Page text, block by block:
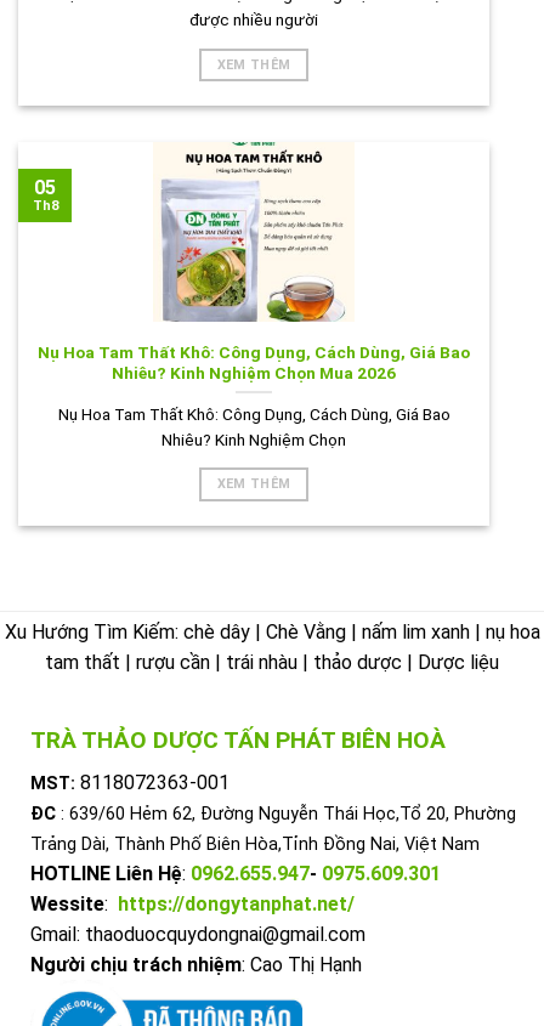
được nhiều người
XEM THÊM
Nụ Hoa Tam Thất Khô: Công Dụng, Cách Dùng, Giá Bao
Nhiêu? Kinh Nghiệm Chọn Mua 2026
Nụ Hoa Tam Thất Khô: Công Dụng, Cách Dùng, Giá Bao
Nhiêu? Kinh Nghiệm Chọn
XEM THÊM
05
Th8
Xu Hướng Tìm Kiếm: chè dây | Chè Vằng | nấm lim xanh | nụ hoa
tam thất | rượu cần | trái nhàu | thảo dược | Dược liệu
TRÀ THẢO DƯỢC TẤN PHÁT BIÊN HOÀ
MST: 8118072363-001
ĐC : 639/60 Hẻm 62, Đường Nguyễn Thái Học,Tổ 20, Phường
Trảng Dài, Thành Phố Biên Hòa,Tỉnh Đồng Nai, Việt Nam
HOTLINE Liên Hệ: 0962.655.947- 0975.609.301
Wessite: https://dongytanphat.net/
Gmail: thaoduocquydongnai@gmail.com
Người chịu trách nhiệm: Cao Thị Hạnh